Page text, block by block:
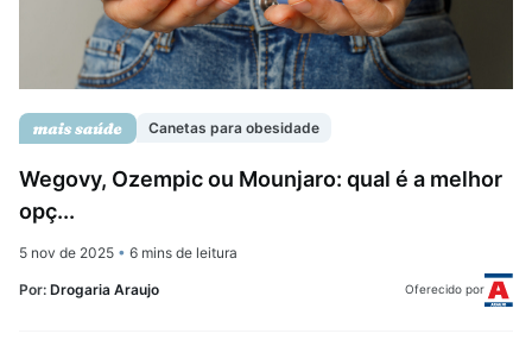
Canetas para obesidade
Wegovy, Ozempic ou Mounjaro: qual é a melhor
opç...
5 nov de 2025 • 6 mins de leitura
Por: Drogaria Araujo Oferecido por